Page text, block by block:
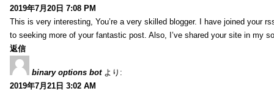
2019年7月20日 7:08 PM
This is very interesting, You’re a very skilled blogger. I have joined your
to seeking more of your fantastic post. Also, I’ve shared your site in my
返信
binary options bot より:
2019年7月21日 3:02 AM